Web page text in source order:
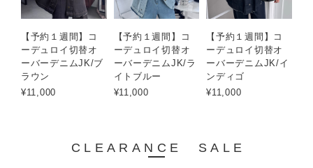
【予約１週間】コ
ーデュロイ切替オ
ーバーデニムJK/ブ
ラウン
¥11,000
【予約１週間】コ
ーデュロイ切替オ
ーバーデニムJK/ラ
イトブルー
¥11,000
【予約１週間】コ
ーデュロイ切替オ
ーバーデニムJK/イ
ンディゴ
¥11,000
CLEARANCE SALE